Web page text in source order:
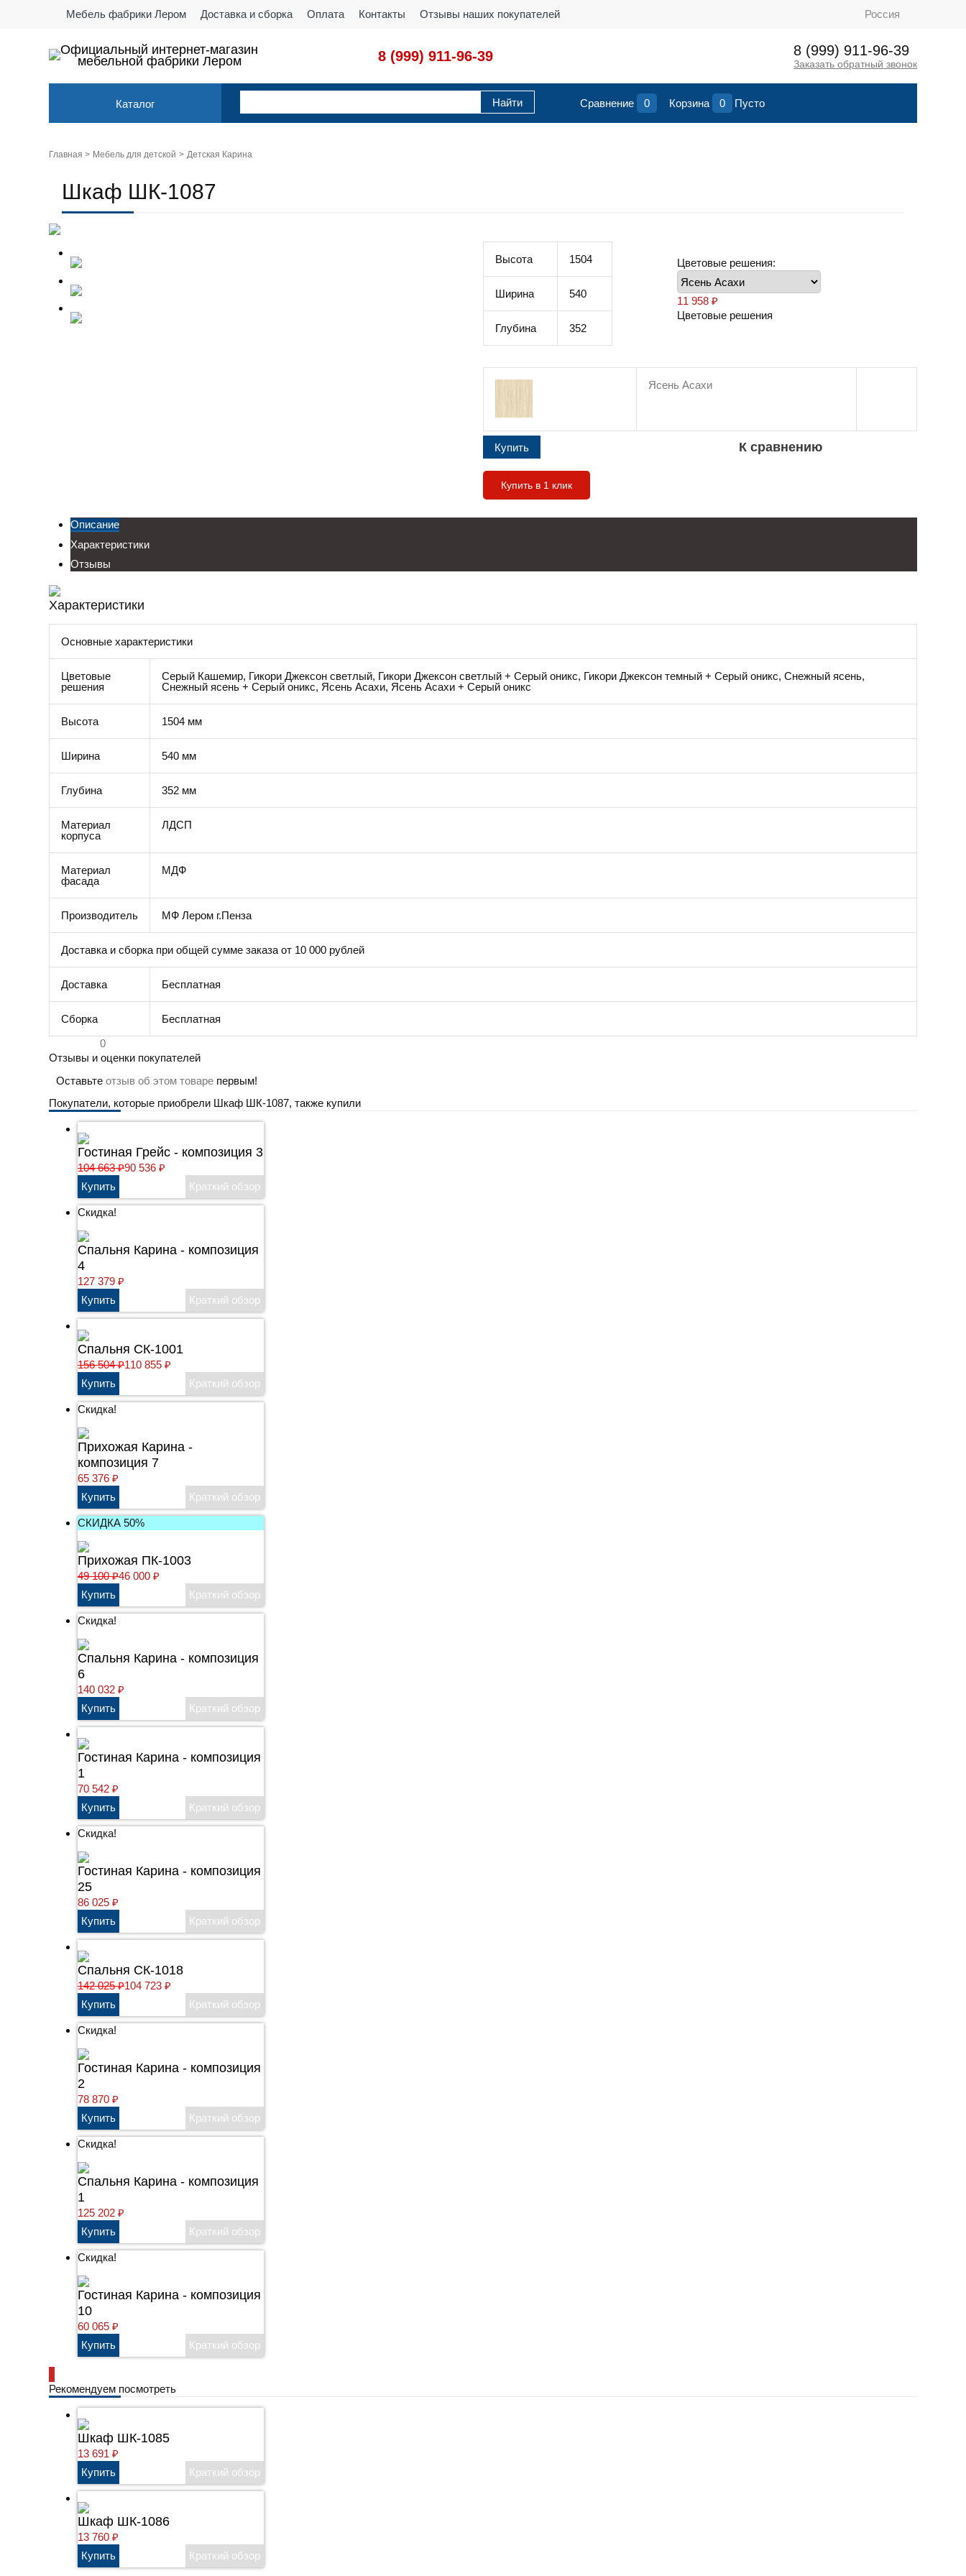
Мебель фабрики Лером Доставка и сборка Оплата Контакты Отзывы наших покупателей Россия
Официальный интернет-магазин
мебельной фабрики Лером
8 (999) 911-96-39 8 (999) 911-96-39
Заказать обратный звонок
Каталог Сравнение 0 Корзина 0 Пусто
Главная > Мебель для детской Детская Карина
Шкаф ШК-1087
Высота 1504
Ширина 540
Глубина 352
Цветовые решения:
11 958 ₽
Цветовые решения
Ясень Асахи
К сравнению
Купить в 1 клик
Описание
Характеристики
Отзывы
Характеристики
Основные характеристики
Цветовые
решения
Серый Кашемир, Гикори Джексон светлый, Гикори Джексон светлый + Серый оникс, Гикори Джексон темный + Серый оникс, Снежный ясень,
Снежный ясень + Серый оникс, Ясень Асахи, Ясень Асахи + Серый оникс
Высота 1504 мм
Ширина 540 мм
Глубина 352 мм
Материал
корпуса
ЛДСП
Материал
фасада
МДФ
Производитель МФ Лером г.Пенза
Доставка и сборка при общей сумме заказа от 10 000 рублей
Доставка Бесплатная
Сборка
Бесплатная
0
Отзывы и оценки покупателей
Оставьте отзыв об этом товаре первым!
Покупатели, которые приобрели Шкаф ШК-1087, также купили
Гостиная Грейс - композиция 3
104 663₽90 536 ₽
Скидка!
Cпальня Карина - композиция
4
127 379 ₽
Спальня СК-1001
156 504₽110 855 ₽
Скидка!
Прихожая Карина -
композиция 7
65 376 ₽
СКИДКА 50%
Прихожая ПК-1003
49 100₽46 000 ₽
Скидка!
Cпальня Карина - композиция
6
140 032 ₽
Гостиная Карина - композиция
1
70 542 ₽
Скидка!
Гостиная Карина - композиция
25
86 025 ₽
Спальня СК-1018
142 025₽104 723 ₽
Скидка!
Гостиная Карина - композиция
2
78 870 ₽
Скидка!
Cпальня Карина - композиция
1
125 202 ₽
Скидка!
Гостиная Карина - композиция
10
60 065 ₽
Рекомендуем посмотреть
Шкаф ШК-1085
13 691 ₽
Шкаф ШК-1086
13 760 ₽